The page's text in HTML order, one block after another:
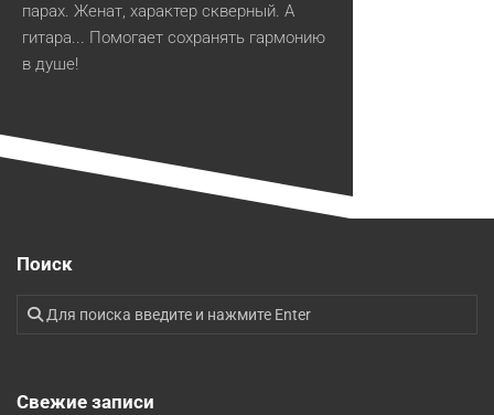
парах. Женат, характер скверный. А
гитара... Помогает сохранять гармонию
в душе!
Поиск
Свежие записи